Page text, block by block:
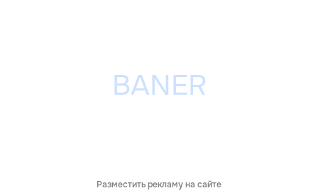
Разместить рекламу на сайте